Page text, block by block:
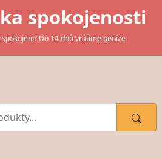
spokojenosti
Do 14 dnů vrátíme peníze